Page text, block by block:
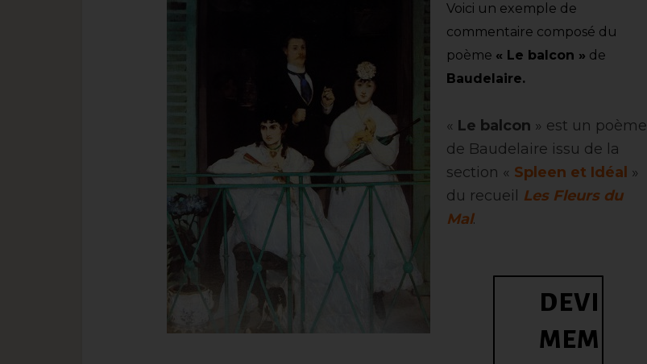
Voici un exemple de
commentaire composé du
poème « Le balcon » de
Baudelaire.
« Le balcon » est un poème
de Baudelaire issu de la
section « Spleen et Idéal »
du recueil Les Fleurs du
Mal.
DEVIENS
MEMBRE